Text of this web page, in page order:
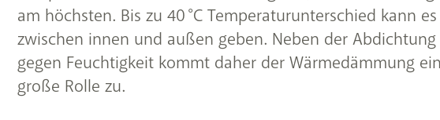
am höchsten. Bis zu 40 °C Temperaturunterschied kann es
zwischen innen und außen geben. Neben der Abdichtung
gegen Feuchtigkeit kommt daher der Wärmedämmung
große Rolle zu.